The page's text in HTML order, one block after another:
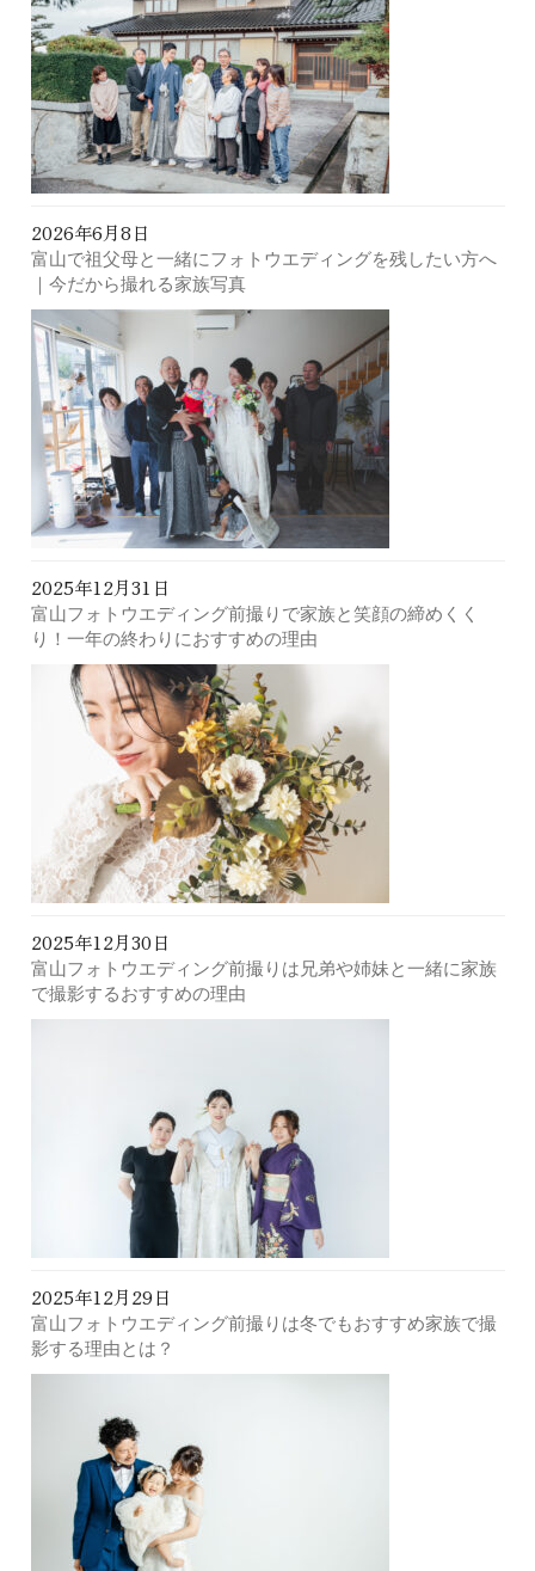
2026年6月8日
富山で祖父母と一緒にフォトウエディングを残したい方へ
｜今だから撮れる家族写真
2025年12月31日
富山フォトウエディング前撮りで家族と笑顔の締めくく
り！一年の終わりにおすすめの理由
2025年12月30日
富山フォトウエディング前撮りは兄弟や姉妹と一緒に家族
で撮影するおすすめの理由
2025年12月29日
富山フォトウエディング前撮りは冬でもおすすめ家族で撮
影する理由とは？